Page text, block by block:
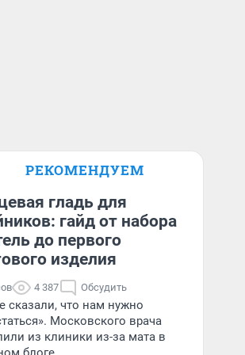
РЕКОМЕНДУЕМ
гладь для
гайд от набора
до первого
изделия
4 387 Обсудить
сказали, что нам нужно
Московского врача
из клиники из-за мата в